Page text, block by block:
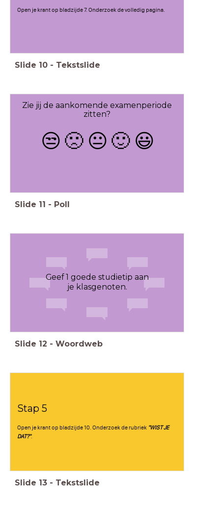
Open je krant op bladzijde 7. Onderzoek de volledig pagina.
Slide 10 - Tekstslide
Zie jij de aankomende examenperiode
zitten?
😒 🙁 😐 🙂 😃
Slide 11 - Poll
Geef 1 goede studietip aan
je klasgenoten.
Slide 12 - Woordweb
Stap 5
Open je krant op bladzijde 10. Onderzoek de rubriek "WIST JE
DAT?".
Slide 13 - Tekstslide